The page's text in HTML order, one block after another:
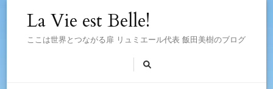
La Vie est Belle!
ここは世界とつながる扉 リュミエール代表 飯田美樹のブログ